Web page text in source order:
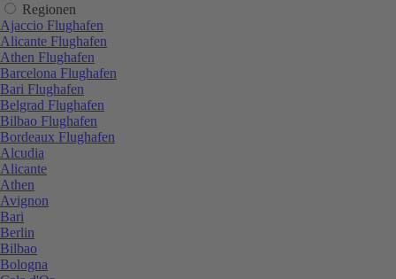
Regionen
Ajaccio Flughafen
Alicante Flughafen
Athen Flughafen
Barcelona Flughafen
Bari Flughafen
Belgrad Flughafen
Bilbao Flughafen
Bordeaux Flughafen
Alcudia
Alicante
Athen
Avignon
Bari
Berlin
Bilbao
Bologna